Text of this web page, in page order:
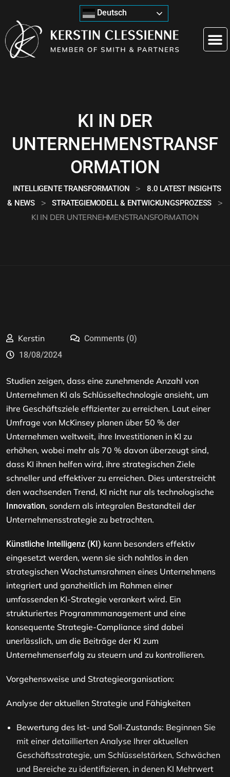
Deutsch
KI IN DER
UNTERNEHMENSTRANSF
ORMATION
INTELLIGENTE TRANSFORMATION >
8.0 LATEST INSIGHTS
& NEWS
> STRATEGIEMODELL & ENTWICKUNGSPROZESS >
KI IN DER UNTERNEHMENSTRANSFORMATION
Kerstin
Comments (0)
18/08/2024
Studien zeigen, dass eine zunehmende Anzahl von
Unternehmen KI als Schlüsseltechnologie ansieht, um
ihre Geschäftsziele effizienter zu erreichen. Laut einer
Umfrage von McKinsey planen über 50 % der
Unternehmen weltweit, ihre Investitionen in KI zu
erhöhen, wobei mehr als 70 % davon überzeugt sind,
dass KI ihnen helfen wird, ihre strategischen Ziele
schneller und effektiver zu erreichen. Dies unterstreicht
den wachsenden Trend, KI nicht nur als technologische
Innovation, sondern als integralen Bestandteil der
Unternehmensstrategie zu betrachten.
Künstliche Intelligenz (KI) kann besonders effektiv
eingesetzt werden, wenn sie sich nahtlos in den
strategischen Wachstumsrahmen eines Unternehmens
integriert und ganzheitlich im Rahmen einer
umfassenden KI-Strategie verankert wird. Ein
strukturiertes Programmmanagement und eine
konsequente Strategie-Compliance sind dabei
unerlässlich, um die Beiträge der KI zum
Unternehmenserfolg zu steuern und zu kontrollieren.
Vorgehensweise und Strategieorganisation:
Analyse der aktuellen Strategie und Fähigkeiten
Bewertung des Ist- und Soll-Zustands: Beginnen Sie
mit einer detaillierten Analyse Ihrer aktuellen
Geschäftsstrategie, um Schlüsselstärken, Schwächen
und Bereiche zu identifizieren, in denen KI Mehrwert